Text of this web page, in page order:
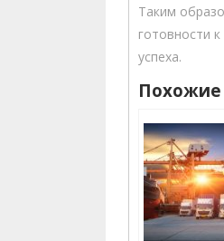
Таким
готовности
успеха.
Похожие